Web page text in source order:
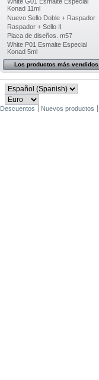
Konad 11ml
Nuevo Sello Doble + Raspador
Raspador + Sello II
Placa de diseños. m57
White P01 Esmalte Especial
Konad 5ml
Los productos más vendidos
Descuentos Nuevos productos